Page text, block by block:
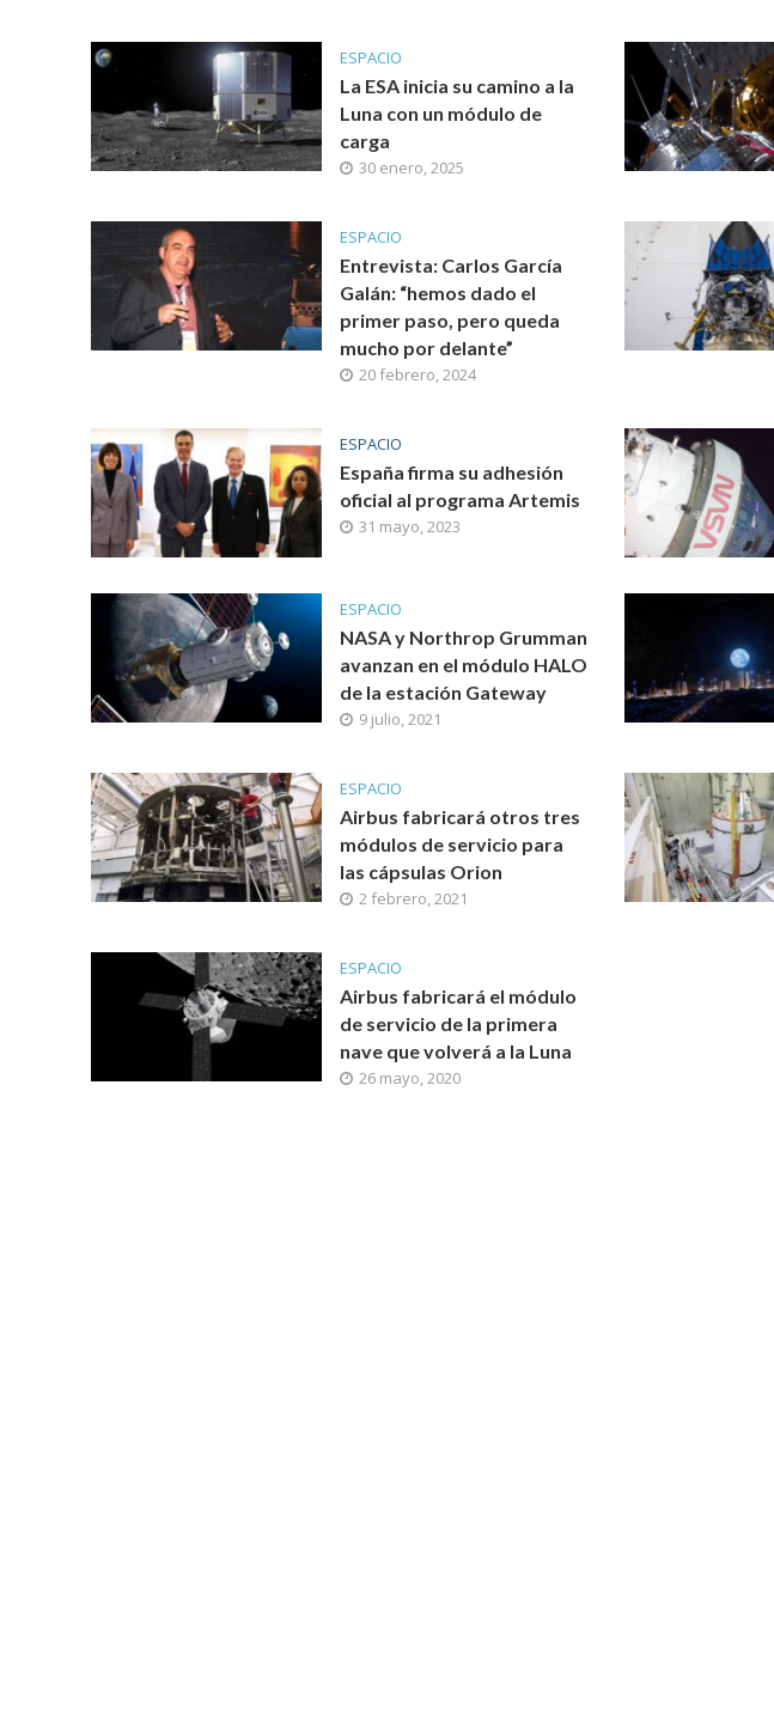
ESPACIO
La ESA inicia su camino a la
Luna con un módulo de
carga
30 enero, 2025
ESPACIO
Entrevista: Carlos García
Galán: “hemos dado el
primer paso, pero queda
mucho por delante”
20 febrero, 2024
ESPACIO
España firma su adhesión
oficial al programa Artemis
31 mayo, 2023
ESPACIO
NASA y Northrop Grumman
avanzan en el módulo HALO
de la estación Gateway
9 julio, 2021
ESPACIO
Airbus fabricará otros tres
módulos de servicio para
las cápsulas Orion
2 febrero, 2021
ESPACIO
Airbus fabricará el módulo
de servicio de la primera
nave que volverá a la Luna
26 mayo, 2020